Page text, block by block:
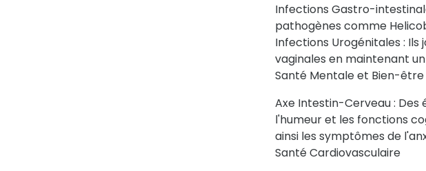
Infections Gastro-
pathogènes comme
Infections Urogénitales :
vaginales en maintenant
Santé Mentale et Bien-
Axe Intestin-Cerveau :
l'humeur et les fonctions
ainsi les symptômes de
Santé Cardiovasculaire